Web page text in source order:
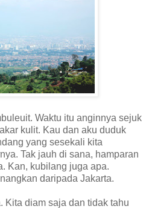
Waktu itu anginnya sejuk
kulit. Kau dan aku duduk
yang sesekali kita
Tak jauh di sana, hamparan
Kan, kubilang juga apa.
daripada Jakarta.
Kita diam saja dan tidak tahu